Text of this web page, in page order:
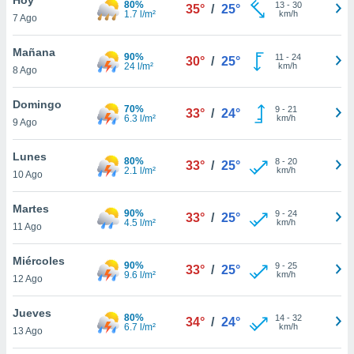
en
más
nuestra
de
cookies
aceptar
7 Ago
80%
1.7 l/m²
35° / 25° 13- 30
km/h
Mañana
8 Ago
90%
24 l/m²
30° / 25° 11 - 24
km/h
Domingo
9 Ago
70%
6.3 l/m²
33° / 24° 9- 21
km/h
Lunes
10 Ago
80%
2.1 l/m²
33° / 25° 8- 20
km/h
Martes
11 Ago
90%
4.5 l/m²
33° / 25° 9- 24
km/h
Miércoles
12 Ago
90%
9.6 l/m²
33° / 25° 9- 25
km/h
Jueves
13 Ago
80%
6.7 l/m²
34° / 24° 14- 32
km/h